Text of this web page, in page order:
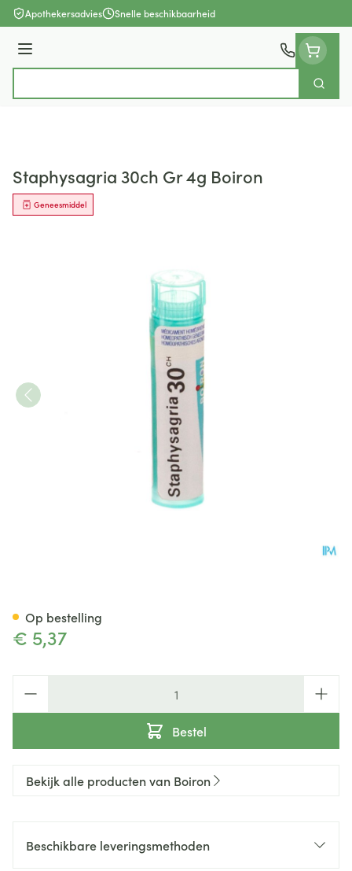
Ga naar de inhoud
Apothekersadvies Snelle beschikbaarheid
Menu
Zoek
Staphysagria 30ch Gr 4g Boiron
Geneesmiddel
€ 5,37
Bestel
Op bestelling
Bekijk alle producten van Boiron
Beschikbare leveringsmethoden